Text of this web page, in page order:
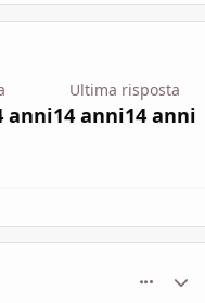
anni
Ultima risposta
14 anni14 anni
panoramica del topic